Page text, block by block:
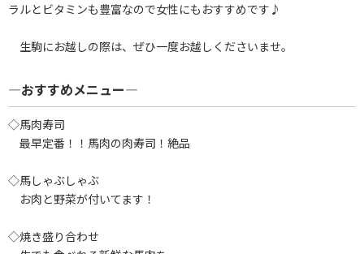
ラルとビタミンも豊富なので女性にもおすすめです♪
生駒にお越しの際は、ぜひ一度お越しくださいませ。
―おすすめメニュー―
◇馬肉寿司
最早定番！！馬肉の肉寿司！絶品
◇馬しゃぶしゃぶ
お肉と野菜が付いてます！
◇焼き盛り合わせ